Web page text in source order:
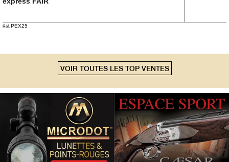
Optiques
Accessoires
Accessoires
Chien ‣
Montages
Guerini
Sport‣
Réf. PEX25
VOIR TOUTES LES TOP VENTES